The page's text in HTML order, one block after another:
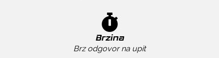
Brzina
Brz odgovor na upit